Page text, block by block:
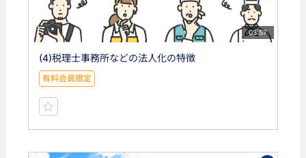
03:57
(4)税理士事務所などの法人化の特徴
有料会員限定